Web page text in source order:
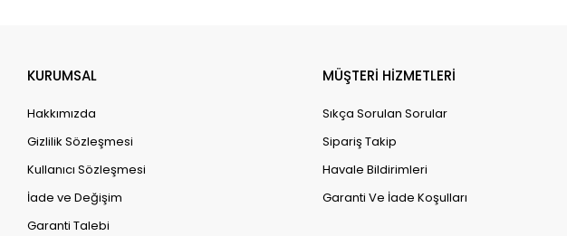
KURUMSAL
Hakkımızda
Gizlilik Sözleşmesi
Kullanıcı Sözleşmesi
İade ve Değişim
Garanti Talebi
MÜŞTERİ HİZMETLERİ
Sıkça Sorulan Sorular
Sipariş Takip
Havale Bildirimleri
Garanti Ve İade Koşulları